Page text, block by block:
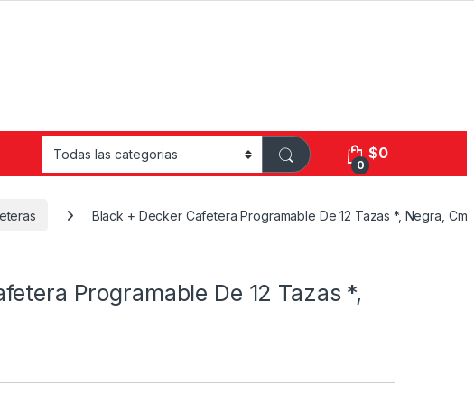
0
$0
Black + Decker Cafetera Programable De 12 Tazas *, Negra, Cm
Programable De 12 Tazas *,